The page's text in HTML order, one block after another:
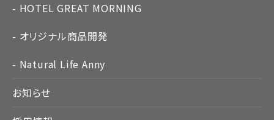
HOTEL GREAT MORNING
オリジナル商品開発
Natural Life Anny
お知らせ